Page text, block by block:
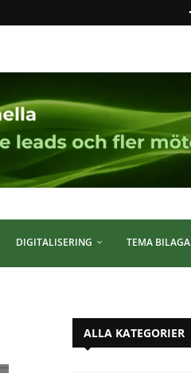
DIGITALISERING TEMA BILAGA
ALLA KATEGORIER